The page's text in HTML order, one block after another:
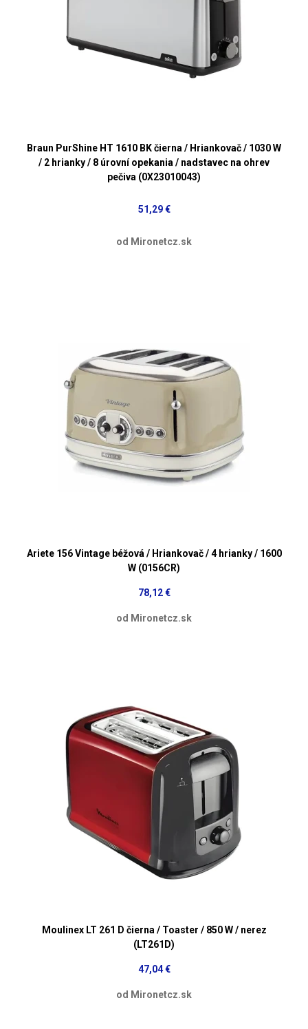
Braun PurShine HT 1610 BK čierna / Hriankovač / 1030 W
/ 2 hrianky / 8 úrovní opekania / nadstavec na ohrev
pečiva (0X23010043)
51,29 €
od Mironetcz.sk
Ariete 156 Vintage béžová / Hriankovač / 4 hrianky / 1600
W (0156CR)
78,12 €
od Mironetcz.sk
Moulinex LT 261 D čierna / Toaster / 850 W / nerez
(LT261D)
47,04 €
od Mironetcz.sk